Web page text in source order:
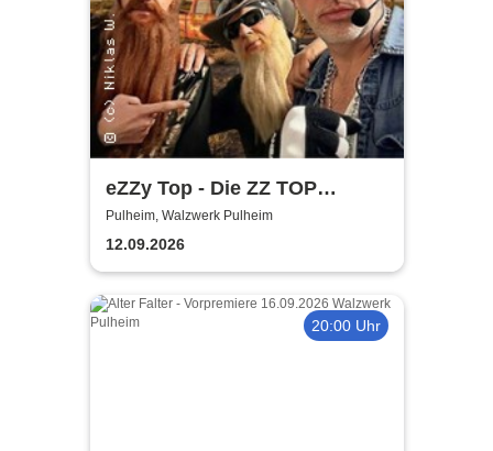
eZZy Top - Die ZZ TOP
Coverband
Pulheim, Walzwerk Pulheim
12.09.2026
20:00 Uhr